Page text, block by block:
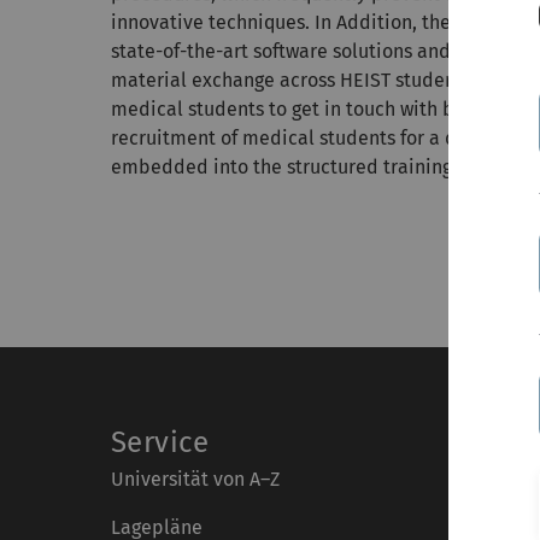
innovative techniques. In Addition, the core
state-of-the-art software solutions and sample
material exchange across HEIST students. The
medical students to get in touch with basic
recruitment of medical students for a dual
embedded into the structured training program
Service
Universität von A–Z
Lagepläne